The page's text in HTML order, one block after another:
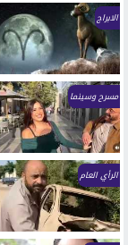
الابراج
مسرح وسينما
الرأي العام